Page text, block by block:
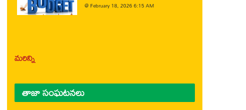
@February 18, 2026 6:15 AM
మరిన్ని
తాజా సంఘటనలు